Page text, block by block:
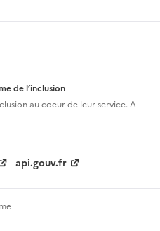
de l’inclusion
aucoeur de leur service. A
api.gouv.fr